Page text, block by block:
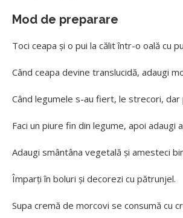
Mod de preparare
Toci ceapa și o pui la călit într-o oală cu
Când ceapa devine translucidă, adaugi
Când legumele s-au fiert, le strecori,
Faci un piure fin din legume, apoi
Adaugi smântâna vegetală și amesteci
Împarți în boluri și decorezi cu pătrunjel.
Supa cremă de morcovi se consumă cu